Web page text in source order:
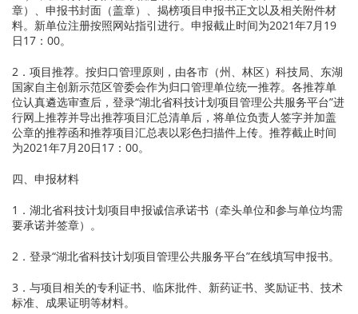
章）、申报书封面（盖章）、揭榜项目申报书正文以及相关附件材
料。新单位注册按照网站指引进行。申报截止时间为2021年7月19
日17：00。
2．项目推荐。按归口管理原则，由各市（州、林区）科技局、东湖
国家自主创新示范区管委会作为归口管理单位统一推荐。各推荐单
位认真遴选审查后，登录“湖北省科技计划项目管理公共服务平台”进
行网上推荐并导出推荐项目汇总清单后，将单位负责人签字并加盖
公章的推荐函和推荐项目汇总表以彩色扫描件上传。推荐截止时间
为2021年7月20日17：00。
四、申报材料
1．湖北省科技计划项目申报诚信承诺书（牵头单位和参与单位均需
要承诺并签章）。
2．登录“湖北省科技计划项目管理公共服务平台”在线填写申报书。
3．与项目相关的专利证书、临床批件、新药证书、奖励证书、技术
标准、成果证明等材料。